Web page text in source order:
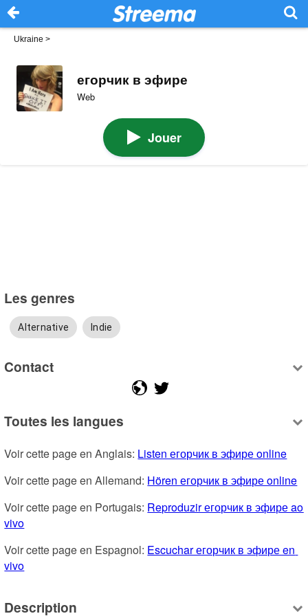
Ukraine >
егорчик в эфире
Web
Jouer
Les genres
Alternative Indie
Contact
Toutes les langues
Voir cette page en Anglais: Listen егорчик в эфире online
Voir cette page en Allemand: Hören егорчик в эфире online
Voir cette page en Portugais: Reproduzir егорчик в эфире ao
vivo
Voir cette page en Espagnol: Escuchar егорчик в эфире en
vivo
Description